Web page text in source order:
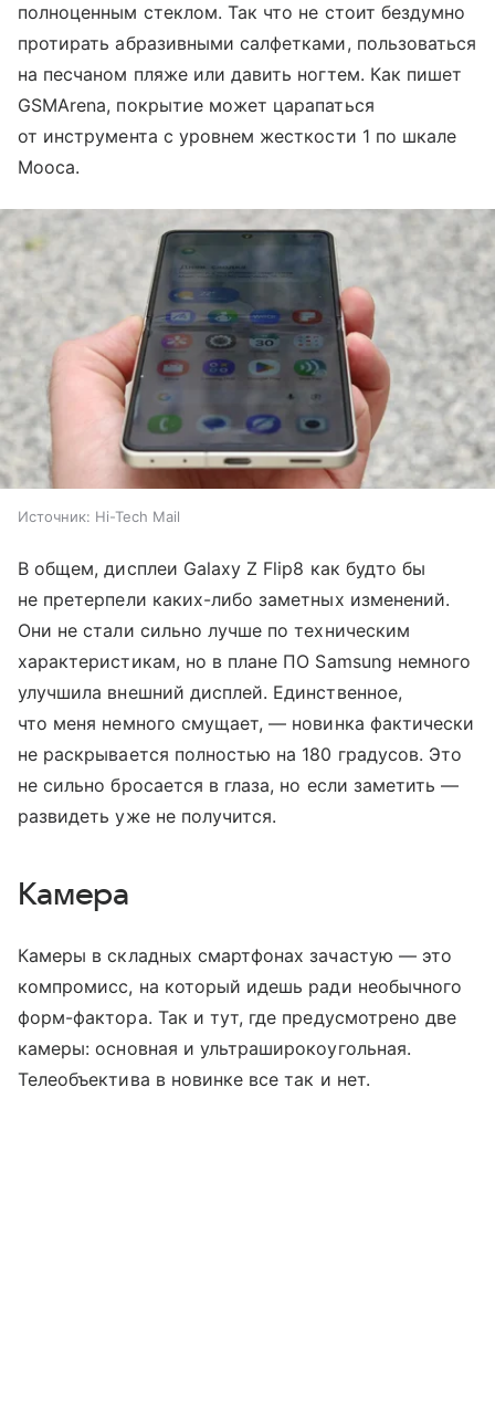
полноценным стеклом. Так что не стоит бездумно
протирать абразивными салфетками, пользоваться
на песчаном пляже или давить ногтем. Как пишет
GSMArena, покрытие может царапаться
от инструмента с уровнем жесткости 1 по шкале
Мооса.
Источник: Hi-Tech Mail
В общем, дисплеи Galaxy Z Flip8 как будто бы
не претерпели каких-либо заметных изменений.
Они не стали сильно лучше по техническим
характеристикам, но в плане ПО Samsung немного
улучшила внешний дисплей. Единственное,
что меня немного смущает, — новинка фактически
не раскрывается полностью на 180 градусов. Это
не сильно бросается в глаза, но если заметить —
развидеть уже не получится.
Камера
Камеры в складных смартфонах зачастую — это
компромисс, на который идешь ради необычного
форм-фактора. Так и тут, где предусмотрено две
камеры: основная и ультраширокоугольная.
Телеобъектива в новинке все так и нет.